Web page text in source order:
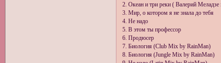
2. Океан и три реки ( Валерий
3. Мир, о котором я не знала до тебя
4. Не надо
5. В этом ты профессор
6. Продюсер
7. Биология (Club Mix by RainMan)
8. Биология (Jungle Mix by RainMan)